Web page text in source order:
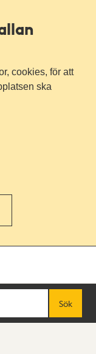
cookies, för att
ska
Sök